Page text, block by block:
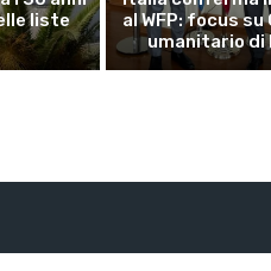
liste
al WFP: focus su
umanitario di